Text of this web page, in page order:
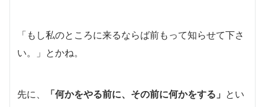
「もし私のところに来るならば前もって知らせて下さ
い。」とかね。
先に、 「何かをやる前に、その前に何かをする」 とい